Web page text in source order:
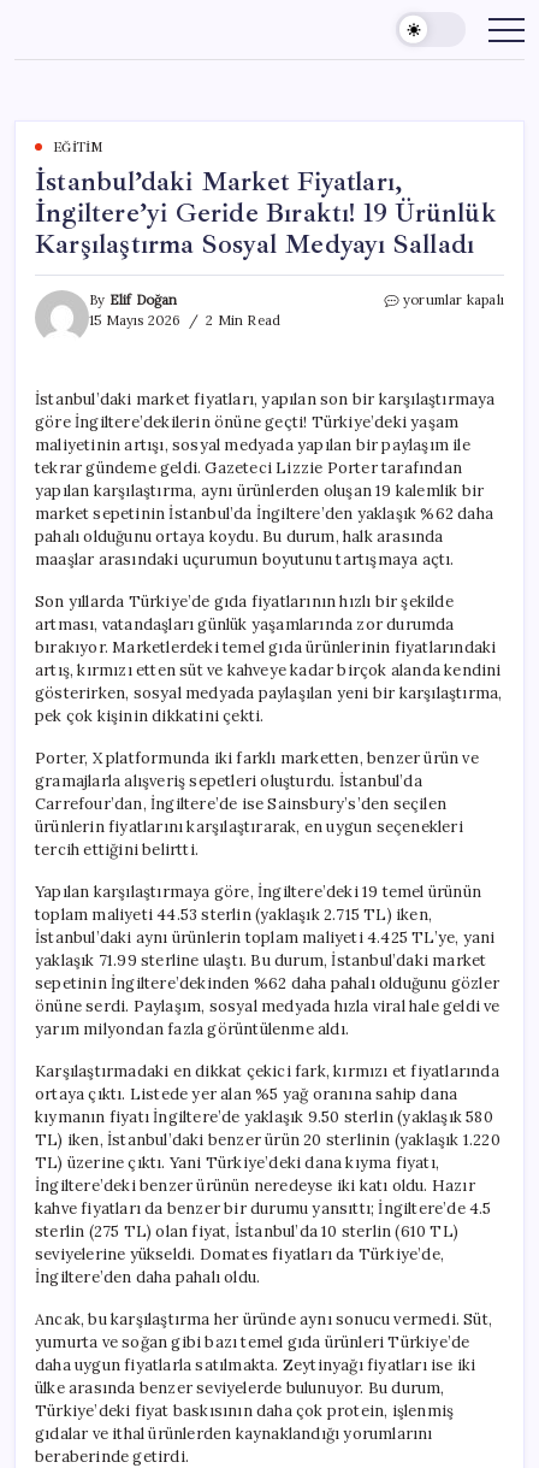
content
EĞITIM
İstanbul’daki Market Fiyatları,
İngiltere’yi Geride Bıraktı! 19 Ürünlük
Karşılaştırma Sosyal Medyayı Salladı
By Elif Doğan
15 Mayıs 2026
2 Min Read
İstanbul’daki
Bıraktı!
19
Ürünlük
Karşılaştırma
Sosyal
Medyayı
Salladı
için
yorumlar kapalı
İstanbul’daki market fiyatları, yapılan son bir karşılaştırmaya
göre İngiltere’dekilerin önüne geçti! Türkiye’deki yaşam
maliyetinin artışı, sosyal medyada yapılan bir paylaşım ile
tekrar gündeme geldi. Gazeteci Lizzie Porter tarafından
yapılan karşılaştırma, aynı ürünlerden oluşan 19 kalemlik bir
market sepetinin İstanbul’da İngiltere’den yaklaşık %62 daha
pahalı olduğunu ortaya koydu. Bu durum, halk arasında
maaşlar arasındaki uçurumun boyutunu tartışmaya açtı.
Son yıllarda Türkiye’de gıda fiyatlarının hızlı bir şekilde
artması, vatandaşları günlük yaşamlarında zor durumda
bırakıyor. Marketlerdeki temel gıda ürünlerinin fiyatlarındaki
artış, kırmızı etten süt ve kahveye kadar birçok alanda kendini
gösterirken, sosyal medyada paylaşılan yeni bir karşılaştırma,
pek çok kişinin dikkatini çekti.
Porter, X platformunda iki farklı marketten, benzer ürün ve
gramajlarla alışveriş sepetleri oluşturdu. İstanbul’da
Carrefour’dan, İngiltere’de ise Sainsbury’s’den seçilen
ürünlerin fiyatlarını karşılaştırarak, en uygun seçenekleri
tercih ettiğini belirtti.
Yapılan karşılaştırmaya göre, İngiltere’deki 19 temel ürünün
toplam maliyeti 44.53 sterlin (yaklaşık 2.715 TL) iken,
İstanbul’daki aynı ürünlerin toplam maliyeti 4.425 TL’ye, yani
yaklaşık 71.99 sterline ulaştı. Bu durum, İstanbul’daki market
sepetinin İngiltere’dekinden %62 daha pahalı olduğunu gözler
önüne serdi. Paylaşım, sosyal medyada hızla viral hale geldi ve
yarım milyondan fazla görüntülenme aldı.
Karşılaştırmadaki en dikkat çekici fark, kırmızı et fiyatlarında
ortaya çıktı. Listede yer alan %5 yağ oranına sahip dana
kıymanın fiyatı İngiltere’de yaklaşık 9.50 sterlin (yaklaşık 580
TL) iken, İstanbul’daki benzer ürün 20 sterlinin (yaklaşık 1.220
TL) üzerine çıktı. Yani Türkiye’deki dana kıyma fiyatı,
İngiltere’deki benzer ürünün neredeyse iki katı oldu. Hazır
kahve fiyatları da benzer bir durumu yansıttı; İngiltere’de 4.5
sterlin (275 TL) olan fiyat, İstanbul’da 10 sterlin (610 TL)
seviyelerine yükseldi. Domates fiyatları da Türkiye’de,
İngiltere’den daha pahalı oldu.
Ancak, bu karşılaştırma her üründe aynı sonucu vermedi. Süt,
yumurta ve soğan gibi bazı temel gıda ürünleri Türkiye’de
daha uygun fiyatlarla satılmakta. Zeytinyağı fiyatları ise iki
ülke arasında benzer seviyelerde bulunuyor. Bu durum,
Türkiye’deki fiyat baskısının daha çok protein, işlenmiş
gıdalar ve ithal ürünlerden kaynaklandığı yorumlarını
beraberinde getirdi.